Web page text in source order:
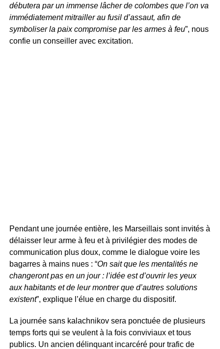
débutera par un immense lâcher de colombes que l’on va
immédiatement mitrailler au fusil d’assaut, afin de
symboliser la paix compromise par les armes à feu”, nous
confie un conseiller avec excitation.
Pendant une journée entière, les Marseillais sont invités à
délaisser leur arme à feu et à privilégier des modes de
communication plus doux, comme le dialogue voire les
bagarres à mains nues : “On sait que les mentalités ne
changeront pas en un jour : l’idée est d’ouvrir les yeux
aux habitants et de leur montrer que d’autres solutions
existent”, explique l’élue en charge du dispositif.
La journée sans kalachnikov sera ponctuée de plusieurs
temps forts qui se veulent à la fois conviviaux et tous
publics. Un ancien délinquant incarcéré pour trafic de